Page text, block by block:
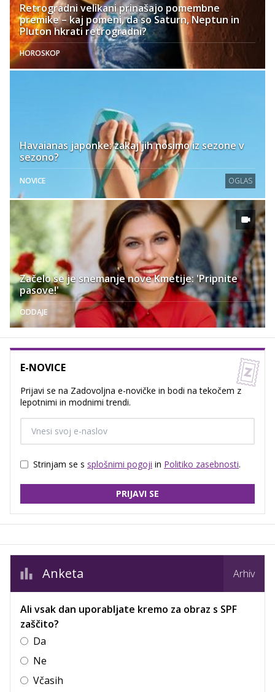
Retrogradni velikani prinašajo pomembne
premike – kaj pomeni, da so Saturn, Neptun in
Pluton hkrati retrogradni?
HOROSKOP
Havaianas japonke: zakaj jih nosimo iz sezone v
sezono?
NOVICE OGLAS
Začelo se je snemanje nove Kmetije: 'Pripnite
pasove!'
ODDAJE
E-NOVICE
Prijavi se na Zadovoljna e-novičke in bodi na tekočem z
lepotnimi in modnimi trendi.
Strinjam se s splošnimi pogoji in Politiko zasebnosti.
PRIJAVI SE
Anketa Arhiv
Ali vsak dan uporabljate kremo za obraz s SPF
zaščito?
Da
Ne
Včasih